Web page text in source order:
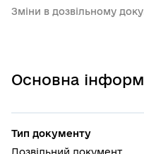
Основна
Тип документу
Зміни в дозвільному